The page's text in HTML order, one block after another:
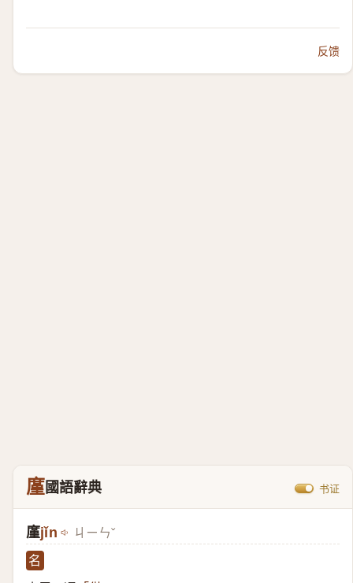
反馈
廑國語辭典 书证
廑jǐn ㄐㄧㄣˇ
名